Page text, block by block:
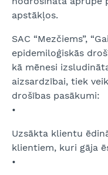
apstākļos.
SAC “Mezčiems”,
epidemiloģiskās
kā mēnesi
aizsardzībai, tiek
drošības pasākumi:
•
Uzsākta klientu
klientiem, kuri gāja
•